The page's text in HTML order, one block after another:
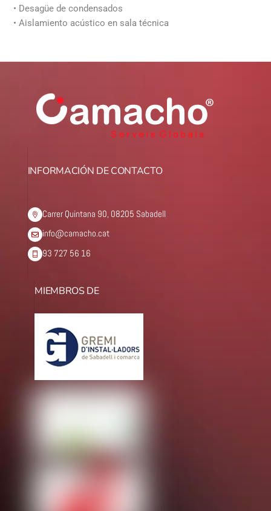
• Desagüe de condensados
• Aislamiento acústico en sala técnica
INFORMACIÓN DE CONTACTO
Carrer Quintana 90, 08205 Sabadell
info@camacho.cat
93 727 56 16
MIEMBROS DE